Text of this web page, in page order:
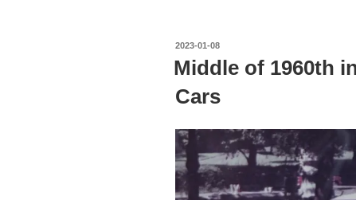
投
日:
2023-01-08
Middle of 1960th
Cars